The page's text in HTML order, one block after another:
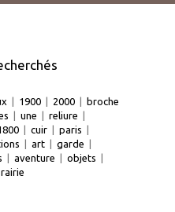
| 1900 | 2000 | broche
| une | reliure |
| cuir | paris |
| art | garde |
| aventure | objets |